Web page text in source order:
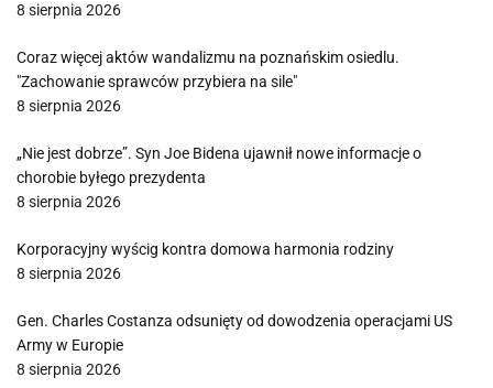
8 sierpnia 2026
Coraz więcej aktów wandalizmu na poznańskim osiedlu.
"Zachowanie sprawców przybiera na sile"
8 sierpnia 2026
„Nie jest dobrze”. Syn Joe Bidena ujawnił nowe informacje o
chorobie byłego prezydenta
8 sierpnia 2026
Korporacyjny wyścig kontra domowa harmonia rodziny
8 sierpnia 2026
Gen. Charles Costanza odsunięty od dowodzenia operacjami US
Army w Europie
8 sierpnia 2026